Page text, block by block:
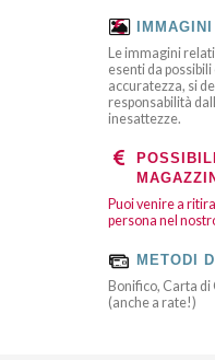
Le immagini
esenti da
accuratezza, si
responsabilità
inesattezze.
Puoi venire a
persona nel
METODI
Bonifico, Carta di
(anche a rate!)